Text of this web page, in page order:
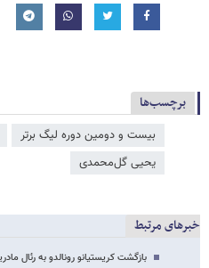
برچسب‌ها
بیست و دومین دوره لیگ برتر
یحیی گل‌محمدی
خبرهای مرتبط
بازگشت کریستیانو رونالدو به رئال